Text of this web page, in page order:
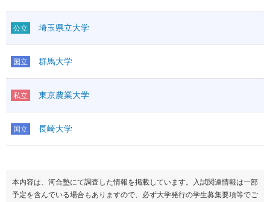
公立 埼玉県立大学
国立 群馬大学
私立 東京農業大学
国立 長崎大学
本内容は、河合塾にて調査した情報を掲載しています。入試関連情報は一部
予定を含んでいる場合もありますので、必ず大学発行の学生募集要項等でご